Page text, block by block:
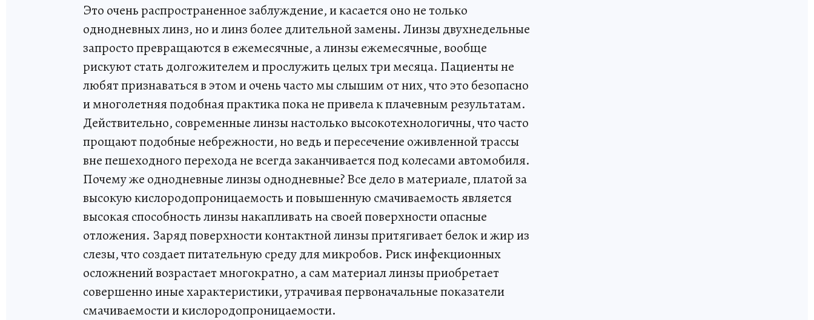
Это очень распространенное заблуждение, и касается оно не только
однодневных линз, но и линз более длительной замены. Линзы двухнедельные
запросто превращаются в ежемесячные, а линзы ежемесячные, вообще
рискуют стать долгожителем и прослужить целых три месяца. Пациенты не
любят признаваться в этом и очень часто мы слышим от них, что это безопасно
и многолетняя подобная практика пока не привела к плачевным результатам.
Действительно, современные линзы настолько высокотехнологичны, что часто
прощают подобные небрежности, но ведь и пересечение оживленной трассы
вне пешеходного перехода не всегда заканчивается под колесами автомобиля.
Почему же однодневные линзы однодневные? Все дело в материале, платой за
высокую кислородопроницаемость и повышенную смачиваемость является
высокая способность линзы накапливать на своей поверхности опасные
отложения. Заряд поверхности контактной линзы притягивает белок и жир из
слезы, что создает питательную среду для микробов. Риск инфекционных
осложнений возрастает многократно, а сам материал линзы приобретает
совершенно иные характеристики, утрачивая первоначальные показатели
смачиваемости и кислородопроницаемости.